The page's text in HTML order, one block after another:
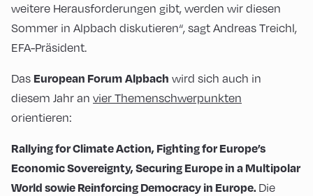
weitere Herausforderungen gibt, werden wir diesen
Sommer in Alpbach diskutieren“, sagt Andreas Treichl,
EFA-Präsident.
Das European ForumAlpbach wird sich auch in
diesem Jahr an vier Themenschwerpunkten
orientieren:
Rallying for Climate Action, Fighting for Europe’s
Economic Sovereignty, Securing Europe in a Multipolar
World sowie Reinforcing Democracy in Europe. Die